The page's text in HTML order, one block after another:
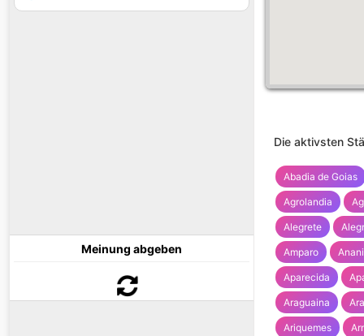
Meinung abgeben
Die aktivsten
Abadia de Goias
Agrolandia
Alegrete
Amparo
Aparecida
Araguaina
Ariquemes